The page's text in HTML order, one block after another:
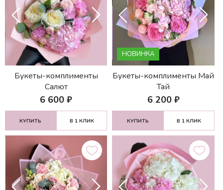
Букеты-комплименты
Салют
6 600 ₽
КУПИТЬ В 1 КЛИК
НОВИНКА
Букеты-комплименты Май
Тай
6 200₽
КУПИТЬ В 1 КЛИК